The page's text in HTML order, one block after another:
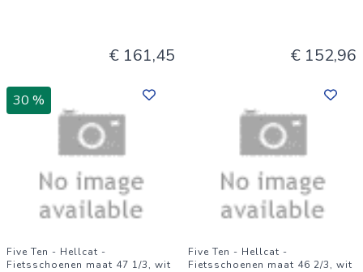
€ 161,45 € 152,96
30 %
Five Ten - Hellcat -
Fietsschoenen maat 47 1/3, wit
Five Ten - Hellcat -
Fietsschoenen maat 46 2/3, wit